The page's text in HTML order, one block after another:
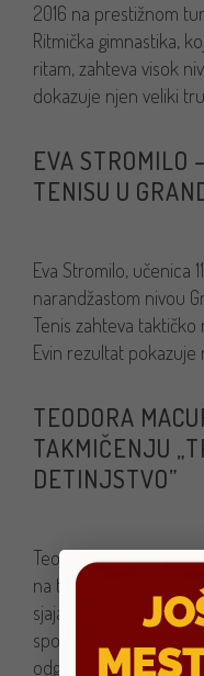
2016 na prestižnom
Ritmička gimnastika,
ritam, zahteva visok
dokazuje njen veliki
EVA STROMILO
TENISU U
Eva Stromilo, učenica
narandžastom nivou
Tenis zahteva taktičko
Evin rezultat
TEODORA
TAKMIČENJU
DETINJSTVO”
Teodora Macura iz
na takmičenju „Tri za
sjajan primer koliko je
sportske događaje
odgovornost.